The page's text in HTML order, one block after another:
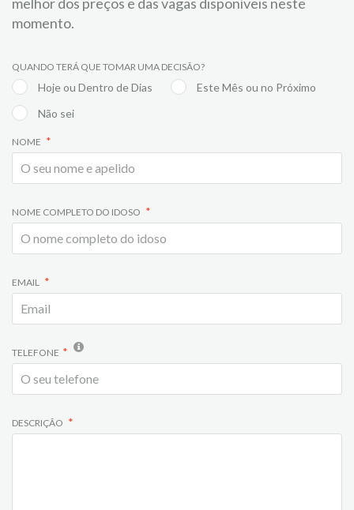
momento.
QUANDO TERÁ QUE TOMAR UMA DECISÃO?
Hoje ou Dentro de Dias
Este Mês ou no Próximo
Não sei
NOME
NOME COMPLETO DO IDOSO
EMAIL
TELEFONE
DESCRIÇÃO